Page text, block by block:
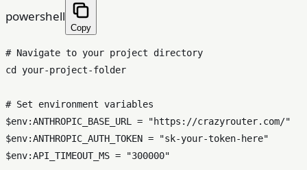
powershell
Copy
# Navigate to your project directory
cd your-project-folder
# Set environment variables
$env:ANTHROPIC_BASE_URL = "https://crazyrouter.com/"
$env:ANTHROPIC_AUTH_TOKEN = "sk-your-token-here"
$env:API_TIMEOUT_MS = "300000"